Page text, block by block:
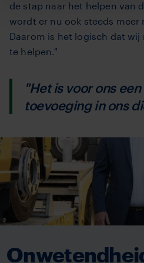
de stap naar het helpen van
wordt er nu ook steeds meer
Daarom is het logisch dat
te helpen."
"Het is voor ons
toevoeging in ons